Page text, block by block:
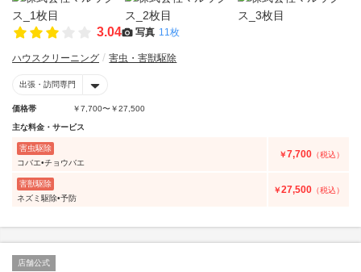
3.04 写真 11枚
ハウスクリーニング 害虫・害獣駆除
出張・訪問専門
価格帯 ￥7,700〜￥27,500
主な料金・サービス
害虫駆除
コバエ•チョウバエ
￥7,700 （税込）
害獣駆除
ネズミ駆除•予防
￥27,500 （税込）
店舗公式